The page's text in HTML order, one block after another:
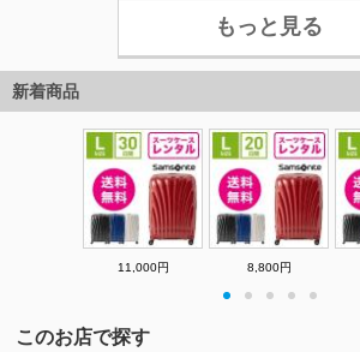
もっと見る
新着商品
11,000円 8,800円
このお店で探す